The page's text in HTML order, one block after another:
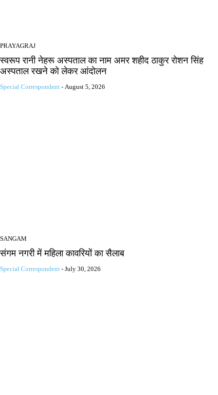
PRAYAGRAJ
स्वरूप रानी नेहरू अस्पताल का नाम अमर शहीद ठाकुर रोशन सिंह
अस्पताल रखने को लेकर आंदोलन
Special Correspondent - August 5, 2026
SANGAM
संगम नगरी में महिला कावरियों का सैलाब
Special Correspondent - July 30, 2026